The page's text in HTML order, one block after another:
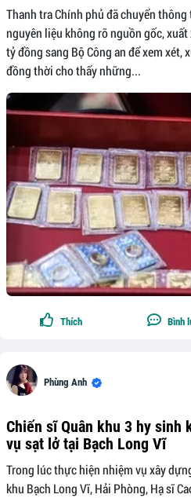
Thanh tra Chính phủ đã chuyển
nguyên liệu không rõ nguồn gốc,
tỷ đồng sang Bộ Công an để xem xét,
đồng thời cho thấy những...
Thích Bình
Phùng Anh
Chiến sĩ Quân khu 3 hy
vụ sạt lở tại Bạch Long Vĩ
Trong lúc thực hiện nhiệm vụ xây
khu Bạch Long Vĩ, Hải Phòng, Hạ sĩ